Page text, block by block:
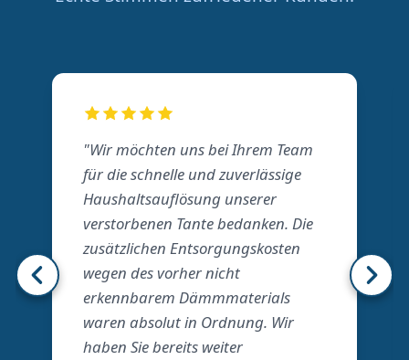
"Wir möchten uns bei Ihrem Team
für die schnelle und zuverlässige
Haushaltsauflösung unserer
verstorbenen Tante bedanken. Die
zusätzlichen Entsorgungskosten
wegen des vorher nicht
erkennbarem Dämmmaterials
waren absolut in Ordnung. Wir
haben Sie bereits weiter